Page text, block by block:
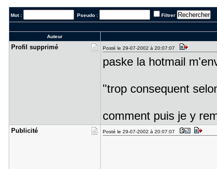
Mot : Pseudo : Filtrer
Auteur
Profil sup​primé Posté le 29-07-2002 à 20:07:07
paske la hotmail
"trop consequent
comment puis je y
Publicité Posté le 29-07-2002 à 20:07:07